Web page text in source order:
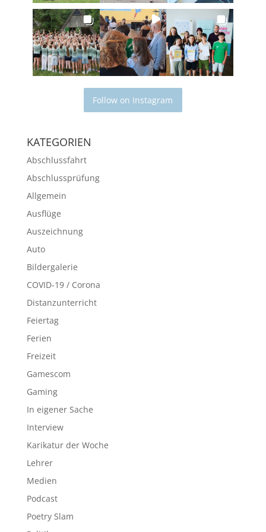
Follow on Instagram
KATEGORIEN
Abschlussfahrt
Abschlussprüfung
Allgemein
Ausflüge
Auszeichnung
Auto
Bildergalerie
COVID-19 / Corona
Distanzunterricht
Feiertag
Ferien
Freizeit
Gamescom
Gaming
In eigener Sache
Interview
Karikatur der Woche
Lehrer
Medien
Podcast
Poetry Slam